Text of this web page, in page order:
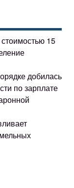
15
добилась
по зарплате